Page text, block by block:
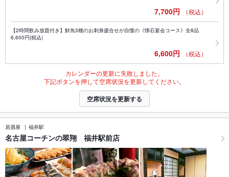
7,700円 （税込）
【2時間飲み放題付き】鮮魚3種のお刺身盛合せが自慢の《懐石宴会コース》全8品
6,600円(税込)
6,600円 （税込）
カレンダーの更新に失敗しました。
下記ボタンを押して空席状況を更新してください。
空席状況を更新する
居酒屋 福井駅
名古屋コーチンの翠翔 福井駅前店